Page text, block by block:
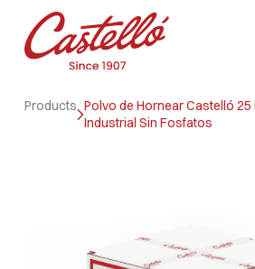
Products Polvo de Hornear Castelló 25
Industrial Sin Fosfatos